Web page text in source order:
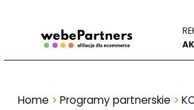
Home > Programy partnerskie >